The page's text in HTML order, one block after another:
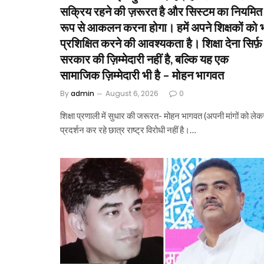
सक्रिय रहने की ज़रूरत है और सिस्टम का नियमित
रूप से आकलन करना होगा। हमें अपने शिक्षकों को
प्रशिक्षित करने की आवश्यकता है। शिक्षा देना सिर्फ़
सरकार की ज़िम्मेदारी नहीं है, बल्कि यह एक
सामाजिक ज़िम्मेदारी भी है – मोहन भागवत
Byadmin August 6, 2026 0
शिक्षा प्रणाली में सुधार की जरूरत- मोहन भागवत (अपनी मांगों को
प्रदर्शन कर रहे छात्र राष्ट्र विरोधी नहीं है।…